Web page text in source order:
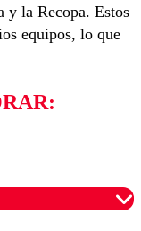
y la Recopa. Estos
equipos, lo que